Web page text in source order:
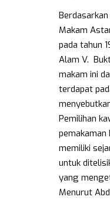
Makam
pada tahun
Alam V.
makam ini
terdapat
Pemilihan
pemakaman
memiliki
untuk
yang
Menurut